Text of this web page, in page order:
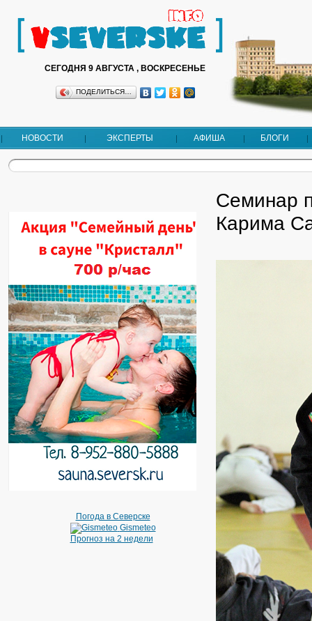
СЕГОДНЯ 9 АВГУСТА , ВОСКРЕСЕНЬЕ
ПОДЕЛИТЬСЯ…
НОВОСТИ ЭКСПЕРТЫ АФИША БЛОГИ
Погода в Северске
Gismeteo
Прогноз на 2 недели
Семинар
Карима